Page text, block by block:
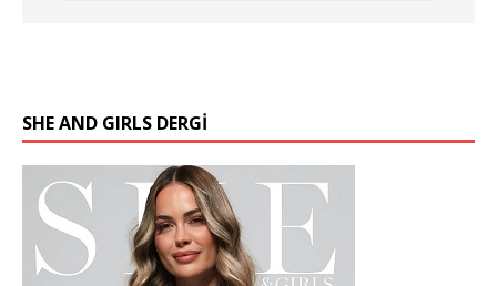
SHE AND GIRLS DERGİ